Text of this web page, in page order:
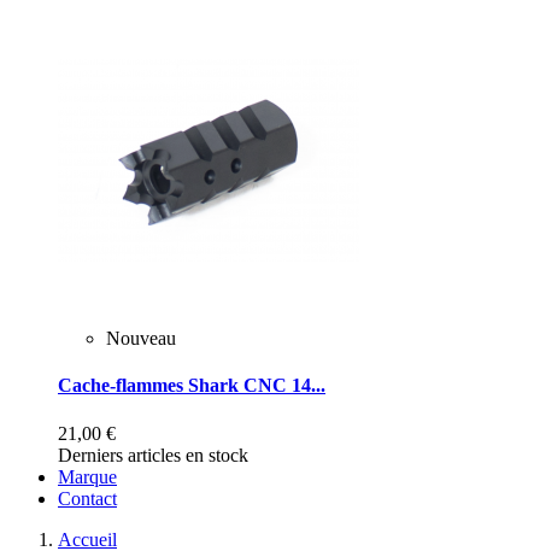
Nouveau
Cache-flammes Shark CNC 14...
21,00 €
Derniers articles en stock
Marque
Contact
Accueil